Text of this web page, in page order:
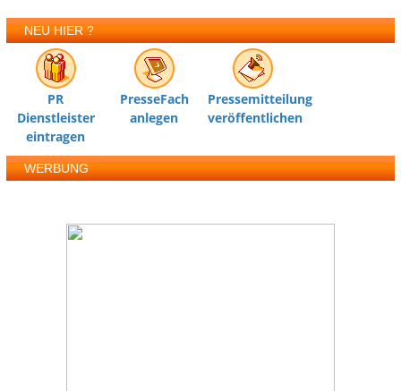
NEU HIER ?
PR
Dienstleister
eintragen
PresseFach
anlegen
Pressemitteilung
veröffentlichen
WERBUNG